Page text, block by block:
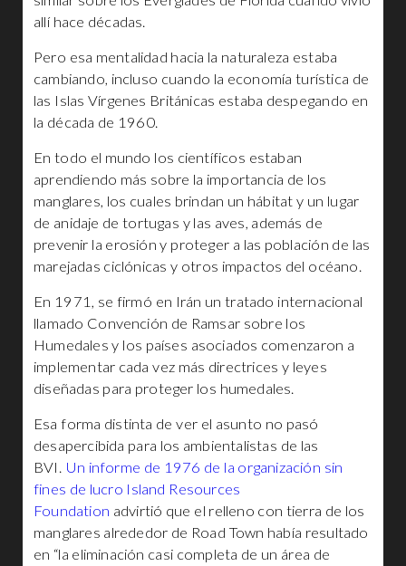
allí hace décadas.
Pero esa mentalidad hacia la naturaleza estaba
cambiando, incluso cuando la economía turística de
las Islas Vírgenes Británicas estaba despegando en
la década de 1960.
En todo el mundo los científicos estaban
aprendiendo más sobre la importancia de los
manglares, los cuales brindan un hábitat y un lugar
de anidaje de tortugas y las aves, además de
prevenir la erosión y proteger a las población de las
marejadas ciclónicas y otros impactos del océano.
En 1971, se firmó en Irán un tratado internacional
llamado Convención de Ramsar sobre los
Humedales y los países asociados comenzaron a
implementar cada vez más directrices y leyes
diseñadas para proteger los humedales.
Esa forma distinta de ver el asunto no pasó
desapercibida para los ambientalistas de las
BVI. Un informe de 1976 de la organización sin
fines de lucro Island Resources
Foundation advirtió que el relleno con tierra de los
manglares alrededor de Road Town había resultado
en “la eliminación casi completa de un área de